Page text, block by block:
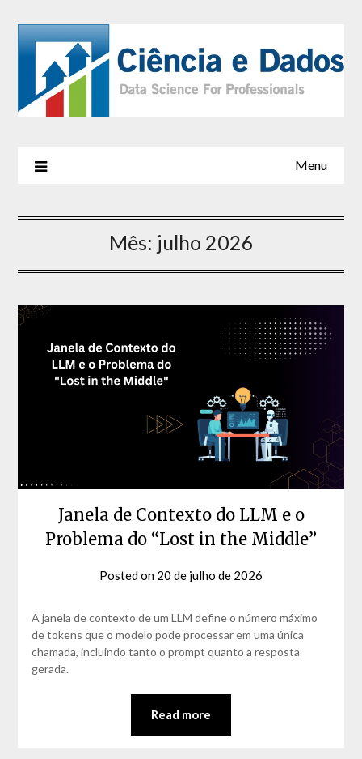
Menu
Mês: julho 2026
Janela de Contexto do LLM e o
Problema do “Lost in the Middle”
Posted on 20 de julho de 2026
Matos
A janela de contexto de um LLM define o número máximo
de tokens que o modelo pode processar em uma única
chamada, incluindo tanto o prompt quanto a resposta
gerada.
Read more